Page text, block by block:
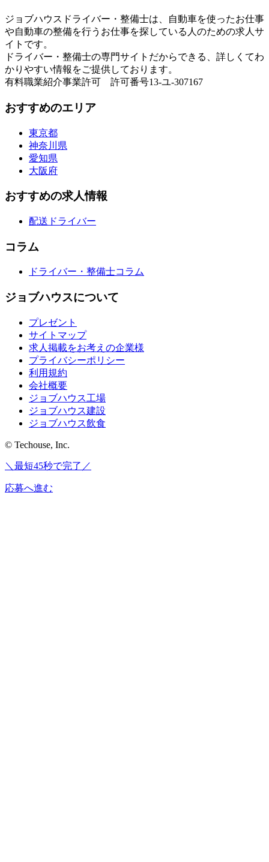
ジョブハウスドライバー・整備士は、自動車を使ったお仕事
や自動車の整備を行うお仕事を探している人のための求人サ
イトです。
ドライバー・整備士の専門サイトだからできる、詳しくてわ
かりやすい情報をご提供しております。
有料職業紹介事業許可 許可番号13-ユ-307167
おすすめのエリア
東京都
神奈川県
愛知県
大阪府
おすすめの求人情報
配送ドライバー
コラム
ドライバー・整備士コラム
ジョブハウスについて
プレゼント
サイトマップ
求人掲載をお考えの企業様
プライバシーポリシー
利用規約
会社概要
ジョブハウス工場
ジョブハウス建設
ジョブハウス飲食
© Techouse, Inc.
＼最短45秒で完了／
応募へ進む